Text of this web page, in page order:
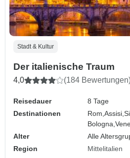
Stadt & Kultur
Der italienische Traum
4,0 (184
Reisedauer
8 Tage
Destinationen
Rom,Assisi,
Bologna,
Alter
Alle
Region
Mittelitalien